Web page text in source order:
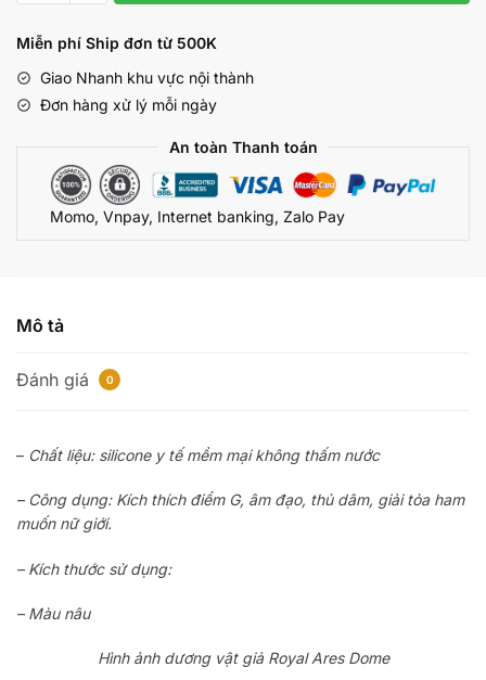
Có
Da
Nâu
lượng
Miễn phí Ship đơn từ 500K
Giao Nhanh khu vực nội thành
Đơn hàng xử lý mỗi ngày
An toàn Thanh toán
Momo, Vnpay, Internet banking, Zalo Pay
Mô tả
Đánh giá 0
– Chất liệu: silicone y tế mềm mại không thấm nước
– Công dụng: Kích thích điểm G, âm đạo, thủ dâm, giải tỏa ham
muốn nữ giới.
– Kích thước sử dụng:
– Màu nâu
Hình ảnh dương vật giả Royal Ares Dome